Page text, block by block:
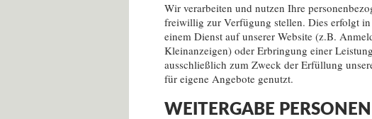
Wir verarbeiten und nutzen Ihre
freiwillig zur Verfügung stellen. Dies erfolgt
einem Dienst auf unserer Website (z.B.
Kleinanzeigen) oder Erbringung einer
ausschließlich zum Zweck der Erfüllung
für eigene Angebote genutzt.
WEITERGABE